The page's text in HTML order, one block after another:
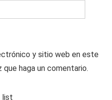
y sitio web en este
que haga un comentario.
list